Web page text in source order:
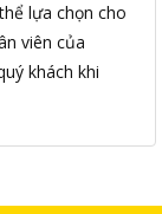
lựa chọn cho
viên của
khách khi